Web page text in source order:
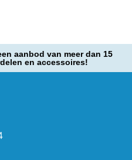
aanbod van meer dan 15
en accessoires!